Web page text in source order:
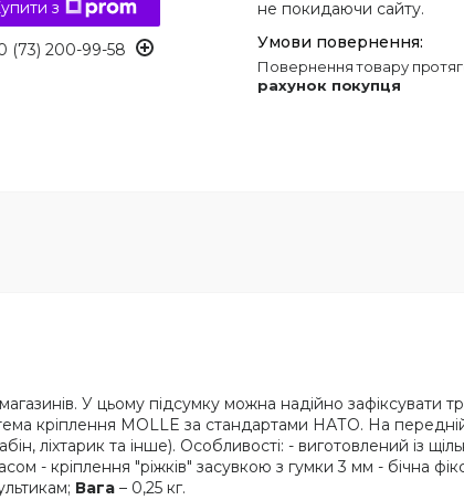
з
(73) 200-99-58
не покидаючи сайту.
повернення товару
рахунок покупця
У цьому підсумку можна надійно зафіксувати
кріплення MOLLE за стандартами НАТО. На
ліхтарик та інше). Особливості: - виготовлений із
- кріплення "ріжків" засувкою з гумки 3 мм - бічна
Вага – 0,25 кг.